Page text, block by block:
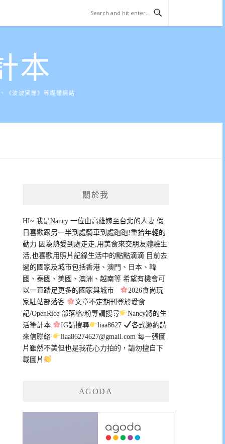
本
《波波黛麗》等媒體網站
關於我
HI~ 我是Nancy 一位由高雄嫁至台北的人妻 假
日喜歡跟另一半到處騎車到處跑跑!重拾年輕的
動力 因為熱愛到處走走,用美食來交朋友體驗生
活,也喜歡用照片記錄生活中的點點滴滴 目前去
過的國家及城市包括香港、澳門、日本、韓
國、泰國、美國、澳洲、越南等 希望有機會可
以一直踏足更多的國家與城市
2026食尚玩
家駐站部落客
文章不定期刊登於愛食
記/OpenRice 部落格/粉專請搜尋
Nancy將的生
活筆計本
IG請搜尋 liaa8627
各式邀約請
來信聯絡
liaa86274627@gmail.com 每一張圖
片雖然不美但也是我花心力拍的，請勿擅自下
載圖片
AGODA